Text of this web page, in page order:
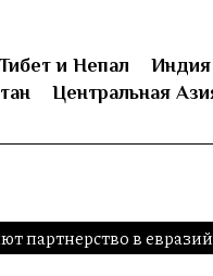
Тибет и Непал Индия
Центральная
партнерство в